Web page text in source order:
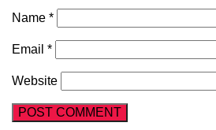
Name *
Email *
Website